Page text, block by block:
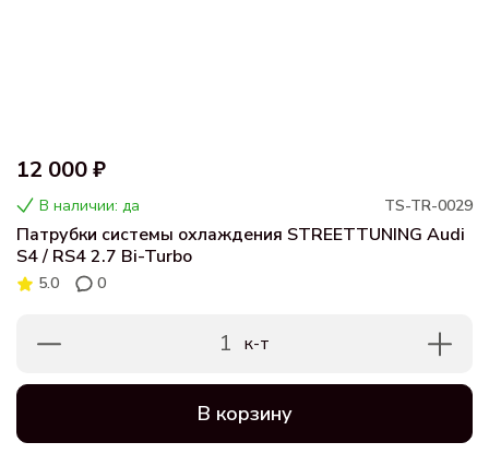
12 000 ₽
В наличии: да TS-TR-0029
Патрубки системы охлаждения STREETTUNING Audi
S4 / RS4 2.7 Bi-Turbo
5.0 0
1 к-т
В корзину